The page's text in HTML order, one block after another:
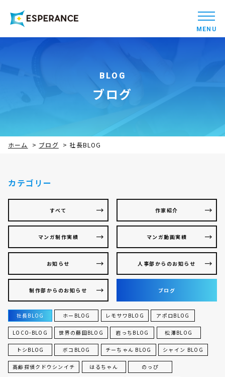
MENU
BLOG
ブログ
ホーム > ブログ > 社長BLOG
カテゴリー
すべて 作家紹介
マンガ制作実績 マンガ動画実績
お知らせ 人事部からのお知らせ
制作部からのお知らせ ブログ
社長BLOG ホーBLOG レモサワBLOG アポロBLOG
LOCO-BLOG 世界の藤田BLOG 岩っちBLOG 松澤BLOG
トシBLOG ボコBLOG チーちゃん BLOG シャイン BLOG
高齢探偵クドウシンイチ はるちゃん のっぴ